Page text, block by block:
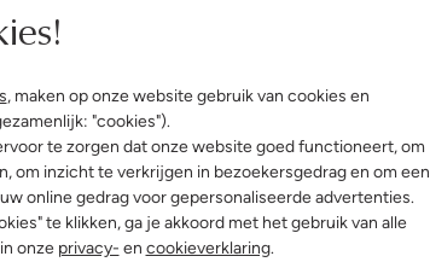
, maken op onze website gebruik van cookies en
"cookies").
te zorgen dat onze website goed functioneert, om
om inzicht te verkrijgen in bezoekersgedrag en om een
online gedrag voor gepersonaliseerde advertenties.
te klikken, ga je akkoord met het gebruik van alle
onze privacy- en cookieverklaring.
Atelier Rebul
Geurkaarsen
€ 38,99